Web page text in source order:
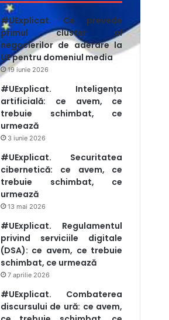
#UExplicat. Ce prevede
primul cluster al
negocierilor de aderare la
UE pentru domeniul media
19 iunie 2026
#UExplicat. Inteligența
artificială: ce avem, ce
trebuie schimbat, ce
urmează
3 iunie 2026
#UExplicat. Securitatea
cibernetică: ce avem, ce
trebuie schimbat, ce
urmează
13 mai 2026
#UExplicat. Regulamentul
privind serviciile digitale
(DSA): ce avem, ce trebuie
schimbat, ce urmează
7 aprilie 2026
#UExplicat. Combaterea
discursului de ură: ce avem,